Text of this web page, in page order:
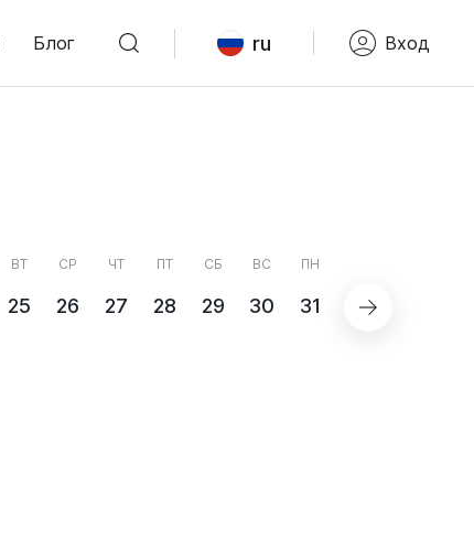
Блог ru Вход
ВТ
25
СР
26
ЧТ
27
ПТ
28
СБ
29
ВС
30
ПН
31 СЕНТЯБРЬ